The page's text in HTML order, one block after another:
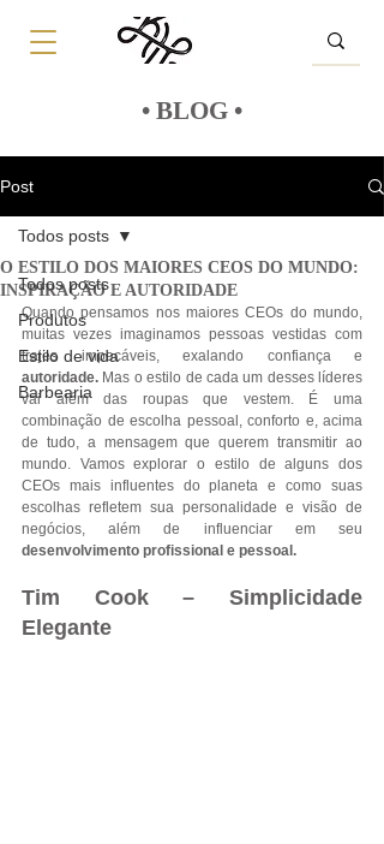
• BLOG •
Post
Todos posts
Produtos
Estilo de vida
Barbearia
Todos posts
O ESTILO DOS MAIORES CEOS DO MUNDO:
INSPIRAÇÃO E AUTORIDADE
Quando pensamos nos maiores CEOs do mundo,
muitas vezes imaginamos pessoas vestidas com
autoridade. Mas o estilo de cada um desses líderes
vai além das roupas que vestem. É uma
combinação de escolha pessoal, conforto e, acima
de tudo, a mensagem que querem transmitir ao
mundo. Vamos explorar o estilo de alguns dos
CEOs mais influentes do planeta e como suas
escolhas refletem sua personalidade e visão de
desenvolvimento profissional e pessoal.
Tim Cook – Simplicidade
Elegante